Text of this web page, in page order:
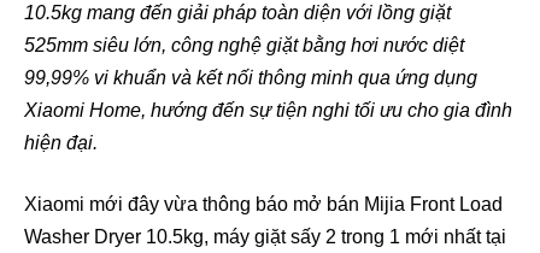
10.5kg mang đến giải pháp toàn diện với lồng giặt
525mm siêu lớn, công nghệ giặt bằng hơi nước diệt
99,99% vi khuẩn và kết nối thông minh qua ứng dụng
Xiaomi Home, hướng đến sự tiện nghi tối ưu cho gia đình
hiện đại.
Xiaomi mới đây vừa thông báo mở bán Mijia Front Load
Washer Dryer 10.5kg, máy giặt sấy 2 trong 1 mới nhất tại